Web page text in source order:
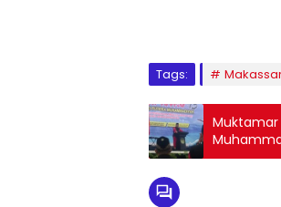
Tags:
Muktamar